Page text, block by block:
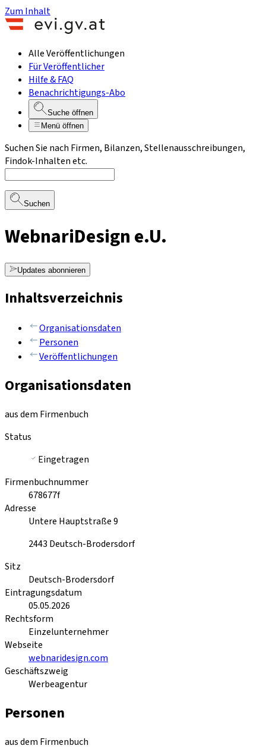
Zum Inhalt
Alle Veröffentlichungen
Für Veröffentlicher
Hilfe & FAQ
Benachrichtigungs-Abo
Suche öffnen
Menü öffnen
Suchen Sie nach Firmen, Bilanzen, Stellenausschreibungen,
Findok-Inhalten etc.
Suchen
WebnariDesign e.U.
Updates abonnieren
Inhaltsverzeichnis
Organisationsdaten
Personen
Veröffentlichungen
Organisationsdaten
aus dem Firmenbuch
Status
Eingetragen
Firmenbuchnummer
678677f
Adresse
Untere Hauptstraße 9
2443 Deutsch-Brodersdorf
Sitz
Deutsch-Brodersdorf
Eintragungsdatum
05.05.2026
Rechtsform
Einzelunternehmer
Webseite
webnaridesign.com
Geschäftszweig
Werbeagentur
Personen
aus dem Firmenbuch